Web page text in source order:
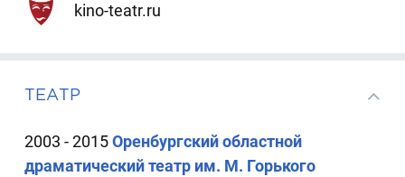
kino-teatr.ru
ТЕАТР
2003 - 2015Оренбургский областной
драматический театр им. М. Горького